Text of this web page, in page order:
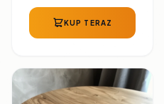
KUP TERAZ